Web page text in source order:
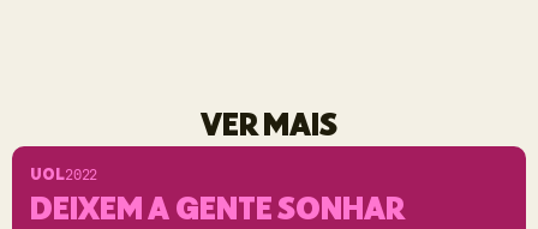
VER MAIS
UOL2022
DEIXEM A GENTE SONHAR